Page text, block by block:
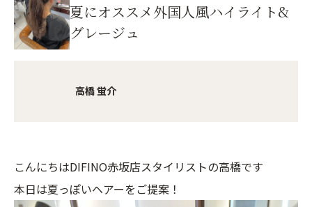
夏にオススメ外国人風ハイライト&
グレージュ
高橋 蛍介
こんにちはDIFINO赤坂店スタイリストの高橋です
本日は夏っぽいヘアーをご提案！